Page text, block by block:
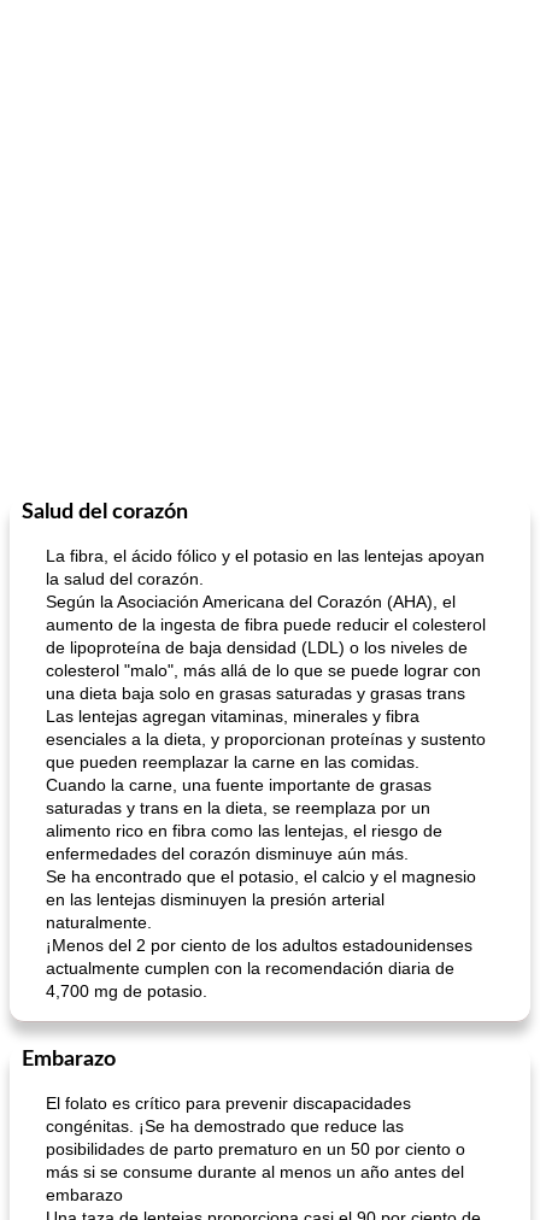
Salud del corazón
La fibra, el ácido fólico y el potasio en las lentejas apoyan
la salud del corazón.
Según la Asociación Americana del Corazón (AHA), el
aumento de la ingesta de fibra puede reducir el colesterol
de lipoproteína de baja densidad (LDL) o los niveles de
colesterol "malo", más allá de lo que se puede lograr con
una dieta baja solo en grasas saturadas y grasas trans
Las lentejas agregan vitaminas, minerales y fibra
esenciales a la dieta, y proporcionan proteínas y sustento
que pueden reemplazar la carne en las comidas.
Cuando la carne, una fuente importante de grasas
saturadas y trans en la dieta, se reemplaza por un
alimento rico en fibra como las lentejas, el riesgo de
enfermedades del corazón disminuye aún más.
Se ha encontrado que el potasio, el calcio y el magnesio
en las lentejas disminuyen la presión arterial
naturalmente.
¡Menos del 2 por ciento de los adultos estadounidenses
actualmente cumplen con la recomendación diaria de
4,700 mg de potasio.
Embarazo
El folato es crítico para prevenir discapacidades
congénitas. ¡Se ha demostrado que reduce las
posibilidades de parto prematuro en un 50 por ciento o
más si se consume durante al menos un año antes del
embarazo